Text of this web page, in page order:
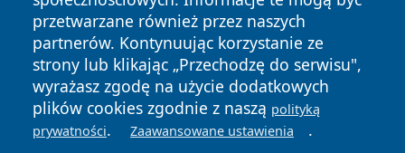
przetwarzane również przez naszych
partnerów. Kontynuując korzystanie ze
strony lub klikając „Przechodzę do serwisu",
wyrażasz zgodę na użycie dodatkowych
plików cookies zgodnie z naszą polityką
prywatności. Zaawansowane ustawienia .
News Autorzy
Polityka
Prywatności
Polityka
Cookies